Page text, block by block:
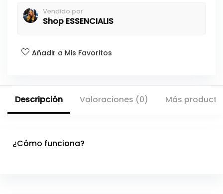
Vendido por
Shop ESSENCIALIS
Añadir a Mis Favoritos
Descripción Valoraciones (0) Más
¿Cómo funciona?